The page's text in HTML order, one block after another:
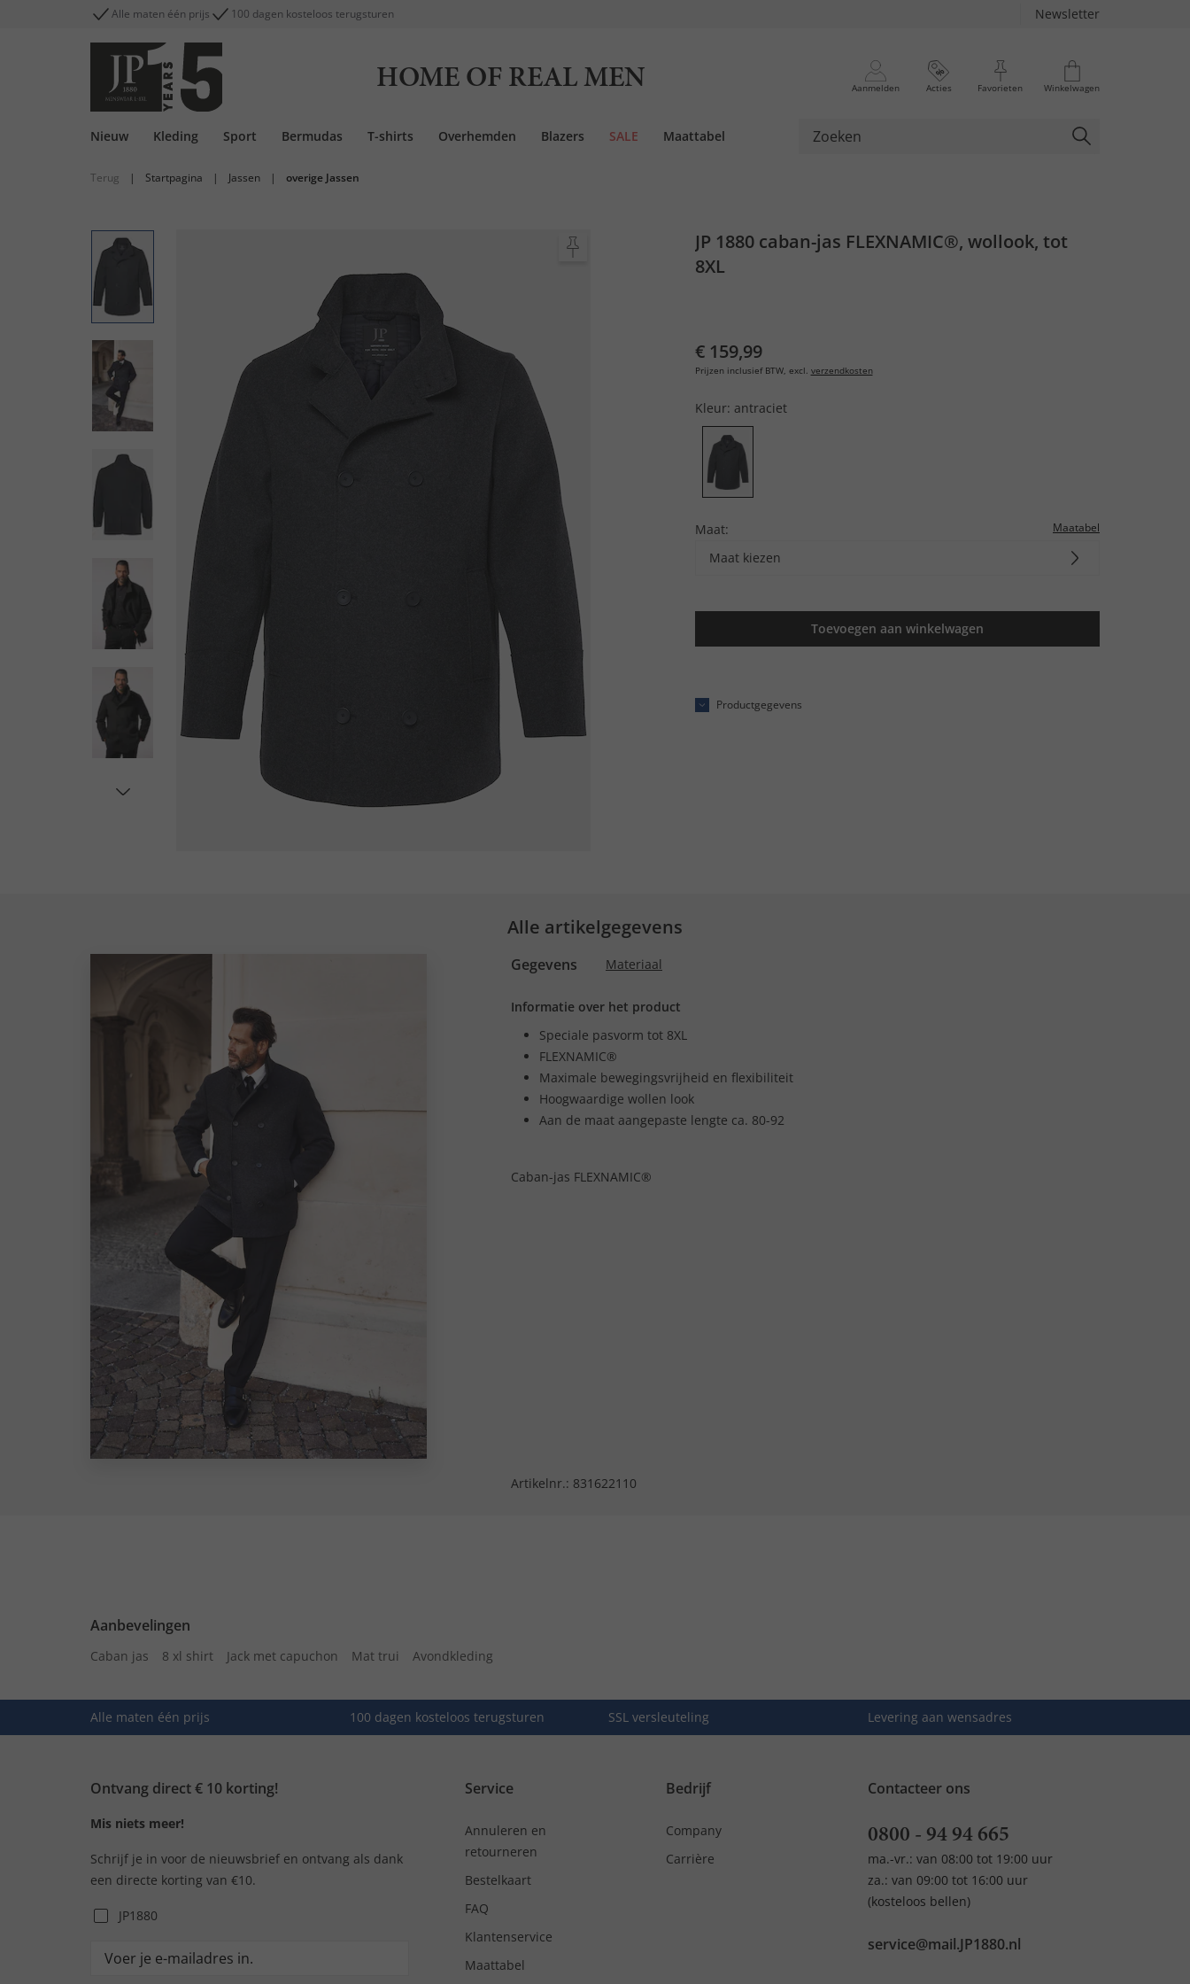
Alle maten één prijs 100 dagen kosteloos terugsturen Newsletter
HOME OF REAL MEN Aanmelden Acties Favorieten Winkelwagen
Nieuw Kleding Sport Bermudas T-shirts Overhemden Blazers SALE Maattabel
Terug | Startpagina | Jassen | overige Jassen
JP 1880 caban-jas FLEXNAMIC®, wollook, tot
8XL
€ 159,99
Prijzen inclusief BTW, excl. verzendkosten
Kleur: antraciet
Maat: Maatabel
Maat kiezen
Toevoegen aan winkelwagen
Productgegevens
Alle artikelgegevens
Gegevens Materiaal
Informatie over het product
Speciale pasvorm tot 8XL
FLEXNAMIC®
Maximale bewegingsvrijheid en flexibiliteit
Hoogwaardige wollen look
Aan de maat aangepaste lengte ca. 80-92
Caban-jas FLEXNAMIC®
Artikelnr.: 831622110
Aanbevelingen
Caban jas 8 xl shirt Jack met capuchon Mat trui Avondkleding
Alle maten één prijs 100 dagen kosteloos terugsturen SSL versleuteling Levering aan wensadres
Ontvang direct € 10 korting!
Mis niets meer!
Schrijf je in voor de nieuwsbrief en ontvang als dank
een directe korting van €10.
JP1880
Service
Annuleren en
retourneren
Bestelkaart
FAQ
Klantenservice
Maattabel
Bedrijf
Company
Carrière
Contacteer ons
0800 - 94 94 665
ma.-vr.: van 08:00 tot 19:00 uur
za.: van 09:00 tot 16:00 uur
(kosteloos bellen)
service@mail.JP1880.nl